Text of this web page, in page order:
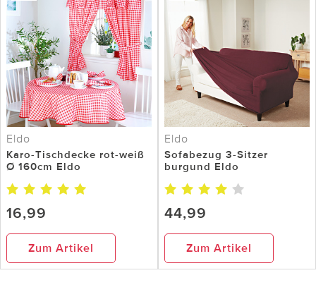
Eldo
Karo-Tischdecke rot-weiß
Ø 160cm Eldo
16,99
Zum Artikel
Eldo
Sofabezug 3-Sitzer
burgund Eldo
44,99
Zum Artikel